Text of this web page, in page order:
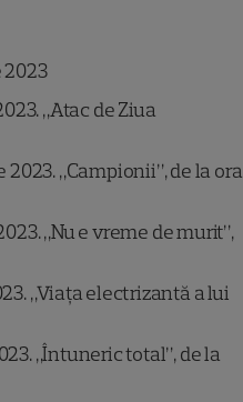
„Atac de Ziua
2023. „Campionii”, de la ora
„Nu e vreme de murit”,
„Viața electrizantă a lui
„Întuneric total”, de la